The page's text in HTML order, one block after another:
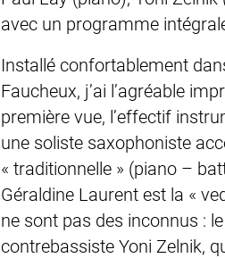
avec un programme
Installé confortablement
Faucheux, j’ai l’agréable
première vue, l’effectif
une soliste saxophoniste
« traditionnelle » (piano –
Géraldine Laurent est la «
ne sont pas des inconnus :
contrebassiste Yoni Zelnik,